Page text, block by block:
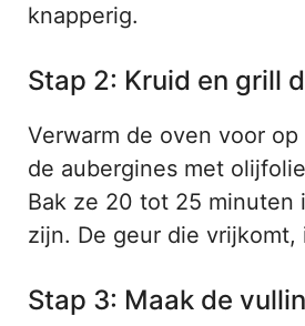
knapperig.
Stap 2: Kruid en grill
Verwarm de oven voor
de aubergines met
Bak ze 20 tot 25
zijn. De geur die vrijkomt,
Stap 3: Maak de